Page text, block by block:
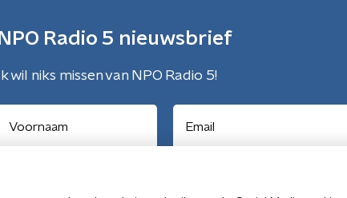
NPO Radio 5 nieuwsbrief
Ik wil niks missen van NPO Radio 5!